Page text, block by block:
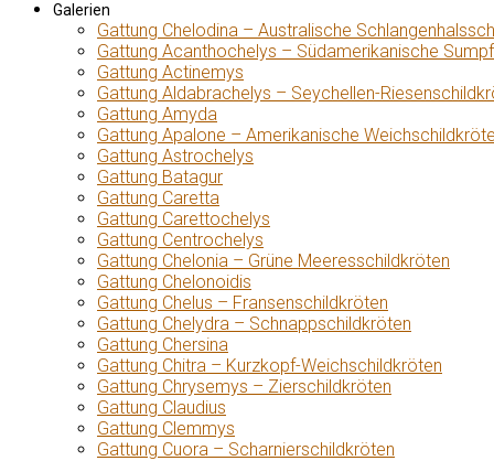
Galerien
Gattung Chelodina – Australische
Gattung Acanthochelys – Südamerikanische
Gattung Actinemys
Gattung Aldabrachelys – Seychellen-
Gattung Amyda
Gattung Apalone – Amerikanische
Gattung Astrochelys
Gattung Batagur
Gattung Caretta
Gattung Carettochelys
Gattung Centrochelys
Gattung Chelonia – Grüne Meeresschildkröten
Gattung Chelonoidis
Gattung Chelus – Fransenschildkröten
Gattung Chelydra – Schnappschildkröten
Gattung Chersina
Gattung Chitra – Kurzkopf-Weichschildkröten
Gattung Chrysemys – Zierschildkröten
Gattung Claudius
Gattung Clemmys
Gattung Cuora – Scharnierschildkröten